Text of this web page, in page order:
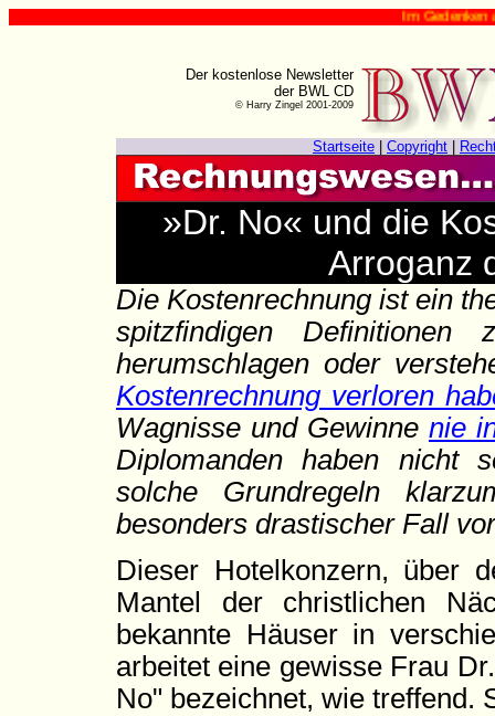
Im Gedenken an
Der kostenlose Newsletter
der BWL CD
© Harry Zingel 2001-2009
Startseite Copyright
»Dr. No« und die
Arroganz
Die Kostenrechnung ist ein
spitzfindigen
herumschlagen oder
Kostenrechnung verloren
Wagnisse und Gewinne nie
Diplomanden haben nicht
solche Grundregeln
besonders drastischer Fall
Dieser Hotelkonzern, über
Mantel der christlichen
bekannte Häuser in
arbeitet eine gewisse Frau
No" bezeichnet, wie treffend.